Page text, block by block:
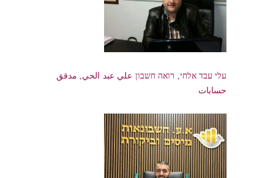
עלי עבד אלחי, רואה חשבון علي عبد الحي, مدقق
حسابات